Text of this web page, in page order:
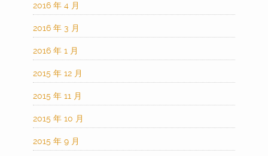
2016 年 4 月
2016 年 3 月
2016 年 1 月
2015 年 12 月
2015 年 11 月
2015 年 10 月
2015 年 9 月